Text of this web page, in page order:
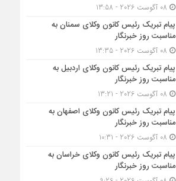
پیام تبریک رئیس کانون وکلای سمنان به
مناسبت روز خبرنگار
پیام تبریک رئیس کانون وکلای اردبیل به
مناسبت روز خبرنگار
پیام تبریک رئیس کانون وکلای اصفهان به
مناسبت روز خبرنگار
پیام تبریک رئیس کانون وکلای خراسان به
مناسبت روز خبرنگار